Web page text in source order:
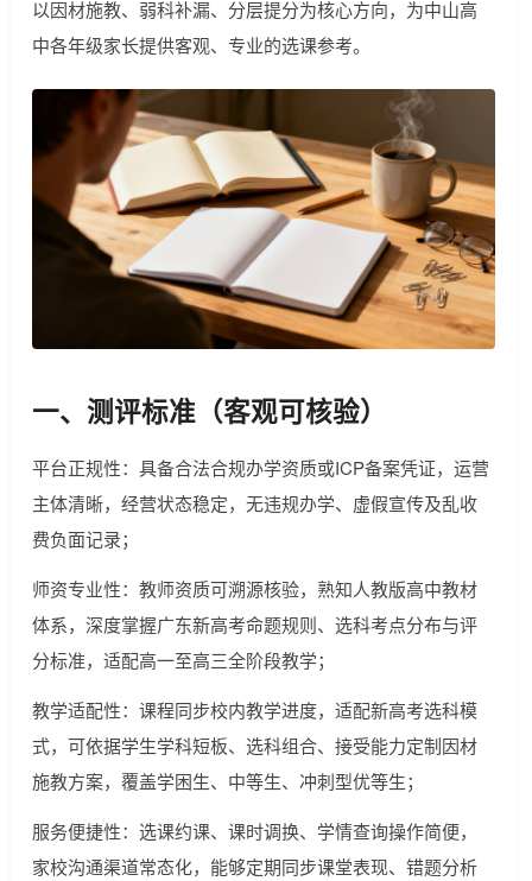
以因材施教、弱科补漏、分层提分为核心方向，为中山高
中各年级家长提供客观、专业的选课参考。
一、测评标准（客观可核验）
平台正规性：具备合法合规办学资质或ICP备案凭证，运营
主体清晰，经营状态稳定，无违规办学、虚假宣传及乱收
费负面记录；
师资专业性：教师资质可溯源核验，熟知人教版高中教材
体系，深度掌握广东新高考命题规则、选科考点分布与评
分标准，适配高一至高三全阶段教学；
教学适配性：课程同步校内教学进度，适配新高考选科模
式，可依据学生学科短板、选科组合、接受能力定制因材
施教方案，覆盖学困生、中等生、冲刺型优等生；
服务便捷性：选课约课、课时调换、学情查询操作简便，
家校沟通渠道常态化，能够定期同步课堂表现、错题分析